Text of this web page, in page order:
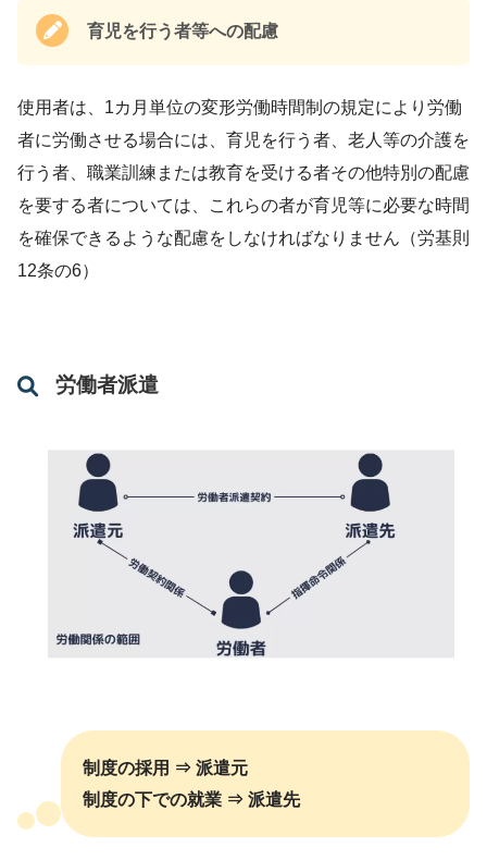
育児を行う者等への配慮
使用者は、1カ月単位の変形労働時間制の規定により労働
者に労働させる場合には、育児を行う者、老人等の介護を
行う者、職業訓練または教育を受ける者その他特別の配慮
を要する者については、これらの者が育児等に必要な時間
を確保できるような配慮をしなければなりません（労基則
12条の6）
労働者派遣
制度の採用 ⇒ 派遣元
制度の下での就業 ⇒ 派遣先